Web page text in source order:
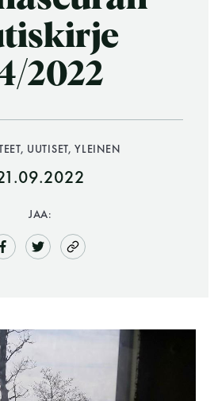
JÄSENSIVUT
on avoinna
helatorstaina
2022
UUTISET, YLEINEN
JAA: